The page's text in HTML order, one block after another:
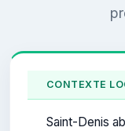
CONTEXTE
Saint-Denis